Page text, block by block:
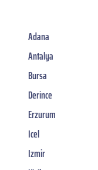
Adana
Antalya
Bursa
Derince
Erzurum
Icel
Izmir